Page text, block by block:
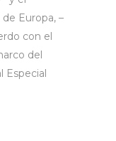
Europa, –
con el
del
Especial